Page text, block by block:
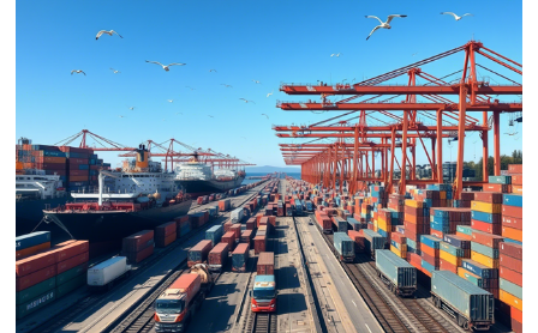
Таймырский край
Тамбовская область
Татарстан
Тверская область
Томская область